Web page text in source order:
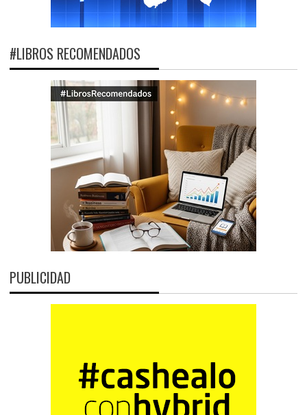
#LIBROS RECOMENDADOS
PUBLICIDAD